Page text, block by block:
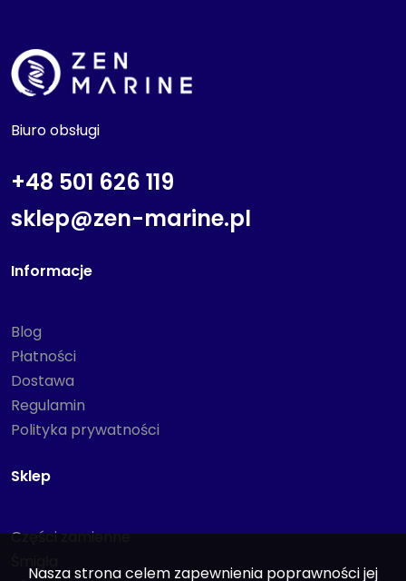
Biuro obsługi
+48 501 626 119
sklep@zen-marine.pl
Informacje
Blog
Płatności
Dostawa
Regulamin
Polityka prywatności
Sklep
Części zamienne
Nasza strona celem zapewnienia poprawności jej